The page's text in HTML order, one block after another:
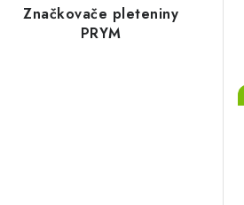
Značkovače pleteniny
PRYM